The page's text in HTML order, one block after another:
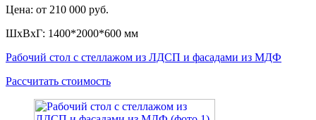
Цена: от 210 000 руб.
ШxВxГ: 1400*2000*600 мм
Рабочий стол с стеллажом из ЛДСП и фасадами из МДФ
Рассчитать стоимость